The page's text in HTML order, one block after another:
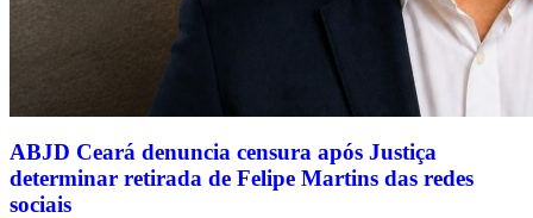
ABJD Ceará denuncia censura após Justiça
determinar retirada de Felipe Martins das redes
sociais